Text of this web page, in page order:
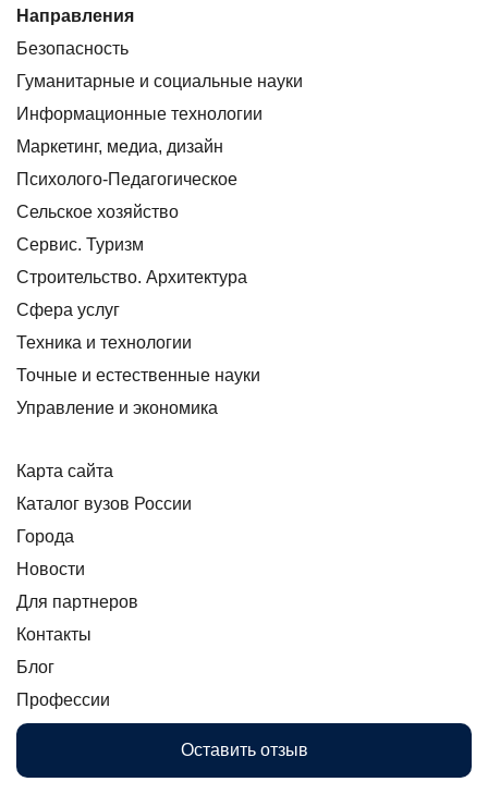
Направления
Безопасность
Гуманитарные и социальные науки
Информационные технологии
Маркетинг, медиа, дизайн
Психолого-Педагогическое
Сельское хозяйство
Сервис. Туризм
Строительство. Архитектура
Сфера услуг
Техника и технологии
Точные и естественные науки
Управление и экономика
Карта сайта
Каталог вузов России
Города
Новости
Для партнеров
Контакты
Блог
Профессии
Оставить отзыв